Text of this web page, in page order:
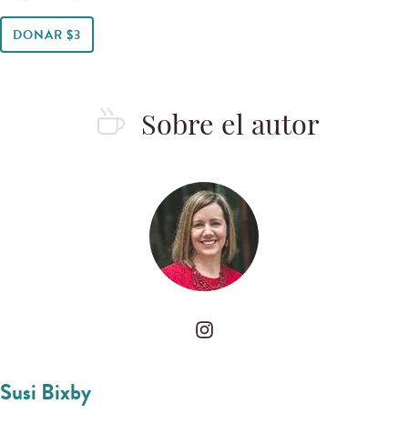
DONAR $3
Sobre el autor
Susi Bixby